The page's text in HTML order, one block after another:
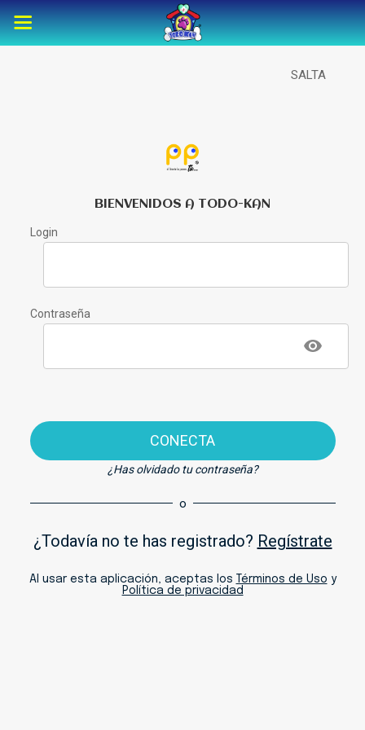
SALTA
BIENVENIDOS A TODO-KAN
Login
Contraseña
CONECTA
¿Has olvidado tu contraseña?
o
¿Todavía no te has registrado? Regístrate
Al usar esta aplicación, aceptas los Términos de Uso y
Política de privacidad